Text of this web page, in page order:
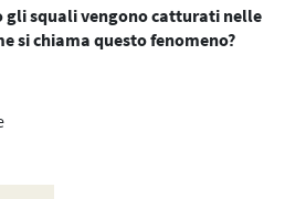
gli squali vengono catturati nelle
si chiama questo fenomeno?